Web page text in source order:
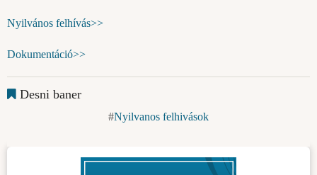
Nyilvános felhívás>>
Dokumentáció>>
Desni baner
Nyilvanos felhivások